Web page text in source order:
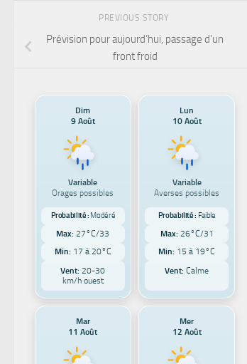
PREVIOUS STORY
Prévision pour aujourd’hui, passage d’un
front froid
Dim
9 Août
Variable
Orages possibles
Probabilité : Modéré
Max: 27°C/33
Min: 17 à 20°C
Vent: 20-30
km/h ouest
Lun
10 Août
Variable
Averses possibles
Probabilité : Faible
Max: 26°C/31
Min: 15 à 19°C
Vent: Calme
Mar
11 Août
Mer
12 Août